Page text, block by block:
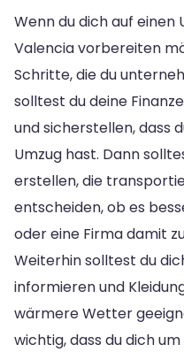
Wenn du dich auf einen
Valencia vorbereiten
Schritte, die du
solltest du deine
und sicherstellen, dass
Umzug hast. Dann
erstellen, die
entscheiden, ob es
oder eine Firma damit
Weiterhin solltest du
informieren und
wärmere Wetter
wichtig, dass du dich